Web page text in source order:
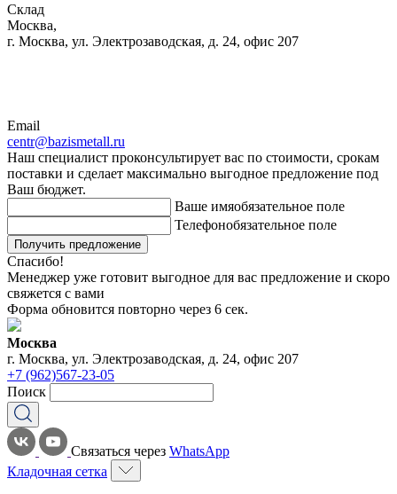
Склад
Москва,
г. Москва, ул. Электрозаводская, д. 24, офис 207
Email
centr@bazismetall.ru
Наш специалист проконсультирует вас по стоимости, срокам
поставки и сделает максимально выгодное предложение под
Ваш бюджет.
Ваше имяобязательное поле
Телефонобязательное поле
Получить предложение
Спасибо!
Менеджер уже готовит выгодное для вас предложение и скоро
свяжется с вами
Форма обновится повторно через 6 сек.
Москва
г. Москва, ул. Электрозаводская, д. 24, офис 207
+7 (962)567-23-05
Поиск
Связаться через WhatsApp
Кладочная сетка